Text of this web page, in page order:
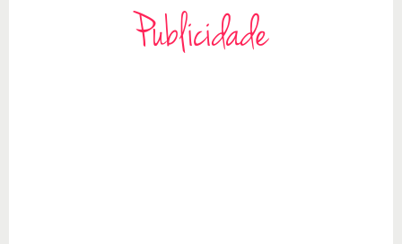
Publicidade